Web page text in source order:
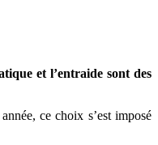
et l’entraide sont des
ce choix s’est imposé